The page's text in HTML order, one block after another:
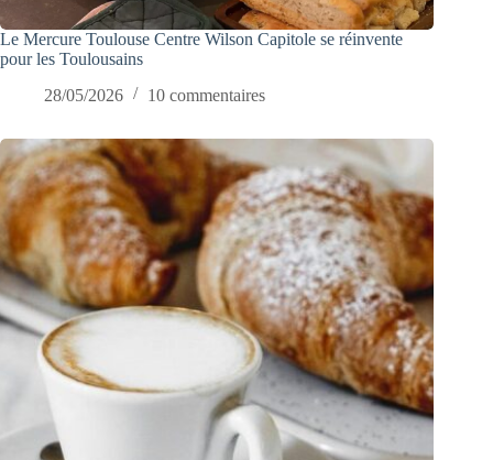
Le Mercure Toulouse Centre Wilson Capitole se réinvente
pour les Toulousains
28/05/2026
10 commentaires